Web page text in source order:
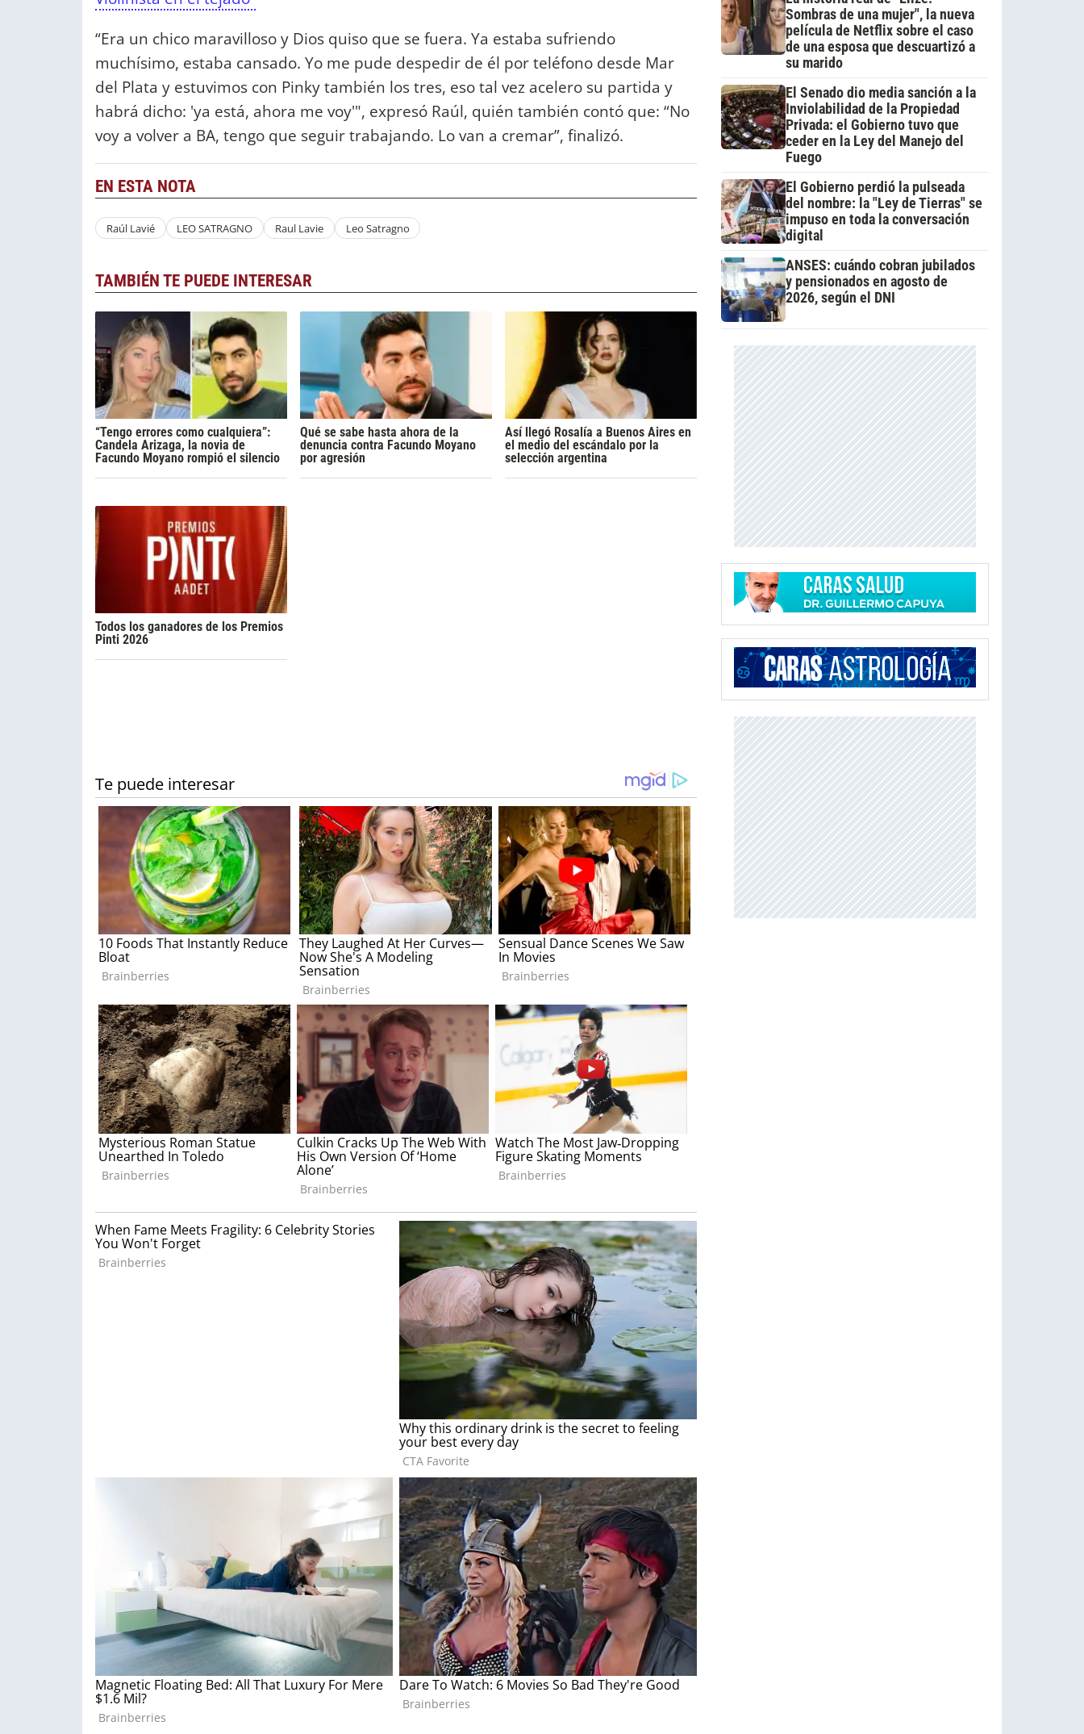
“Era un chico maravilloso y Dios quiso que se fuera. Ya estaba sufriendo
muchísimo, estaba cansado. Yo me pude despedir de él por teléfono desde Mar
del Plata y estuvimos con Pinky también los tres, eso tal vez acelero su partida y
habrá dicho: 'ya está, ahora me voy'", expresó Raúl, quién también contó que: “No
voy a volver a BA, tengo que seguir trabajando. Lo van a cremar”, finalizó.
EN ESTA NOTA
Raúl Lavié LEO SATRAGNO Raul Lavie Leo Satragno
TAMBIÉN TE PUEDE INTERESAR
“Tengo errores como cualquiera”:
Candela Arizaga, la novia de
Facundo Moyano rompió el silencio
Qué se sabe hasta ahora de la
denuncia contra Facundo Moyano
por agresión
Así llegó Rosalía a Buenos Aires en
el medio del escándalo por la
selección argentina
Todos los ganadores de los Premios
Pinti 2026
Sombras de una mujer", la nueva
película de Netflix sobre el caso
de una esposa que descuartizó a
su marido
El Senado dio media sanción a la
Inviolabilidad de la Propiedad
Privada: el Gobierno tuvo que
ceder en la Ley del Manejo del
Fuego
El Gobierno perdió la pulseada
del nombre: la "Ley de Tierras" se
impuso en toda la conversación
digital
ANSES: cuándo cobran jubilados
y pensionados en agosto de
2026, según el DNI